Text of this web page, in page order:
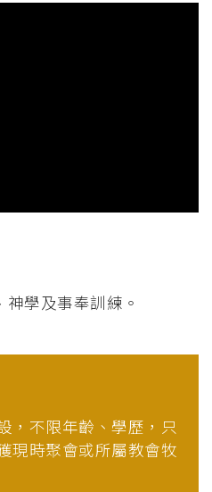
學及事奉訓練。
，不限年齡、學歷，只
現時聚會或所屬教會牧